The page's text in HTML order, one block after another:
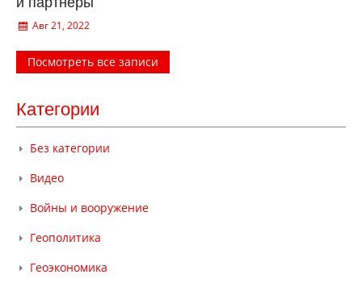
Авг 21, 2022
Посмотреть все записи
Категории
Без категории
Видео
Войны и вооружение
Геополитика
Геоэкономика